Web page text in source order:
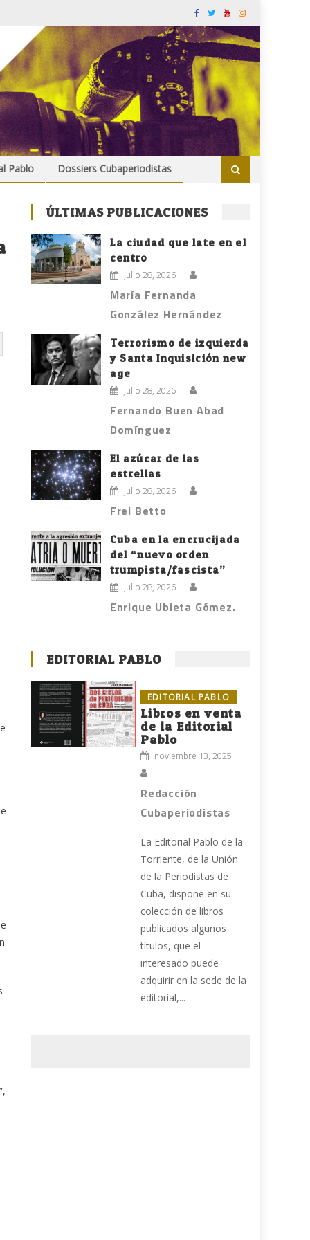
Pablo Dossiers Cubaperiodistas
ÚLTIMAS PUBLICACIONES
La ciudad que late en el
centro
julio 28, 2026
María Fernanda
González Hernández
Terrorismo de izquierda
y Santa Inquisición new
age
julio 28, 2026
Fernando Buen Abad
Domínguez
El azúcar de las
estrellas
julio 28, 2026
Frei Betto
Cuba en la encrucijada
del “nuevo orden
trumpista/fascista”
julio 28, 2026
Enrique Ubieta Gómez.
EDITORIAL PABLO
EDITORIAL PABLO
Libros en venta
de la Editorial
Pablo
noviembre 13, 2025
Redacción
Cubaperiodistas
La Editorial Pablo de la
Torriente, de la Unión
de la Periodistas de
Cuba, dispone en su
colección de libros
publicados algunos
títulos, que el
interesado puede
adquirir en la sede de la
editorial,...